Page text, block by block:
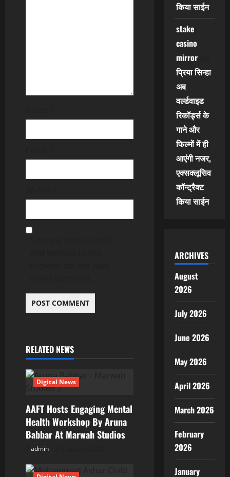
RELATED NEWS
Digital News
AAFT Hosts Engaging Mental
Health Workshop By Aruna
Babbar At Marwah Studios
admin
किया साईन
stake
casino
mirroron
प्रिया सिन्हा
अब
वर्ल्डवाइड
रिकॉर्ड्स के
गाने और
फिल्मों में ही
आएंगी नजर,
एक्सक्लूसिव
कॉन्ट्रैक्ट
किया साईन
ARCHIVES
August
2026
July 2026
June 2026
May 2026
April 2026
March 2026
February
2026
January